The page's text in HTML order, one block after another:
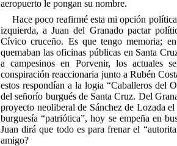
aeropuerto le pongan su nombre.
Hace poco reafirmé esta mi opción
izquierda, a Juan del Granado pactar
Cívico cruceño. Es que tengo memoria;
quemaban las oficinas públicas en Santa
a campesinos en Porvenir, los actuales
conspiración reaccionaria junto a Rubén
estos respondían a la logia “Caballeros del
del señorío burgués de Santa Cruz. Del
proyecto neoliberal de Sánchez de Lozada
burguesía “patriótica”, hoy se empeña en
Juan dirá que todo es para frenar el
amigo?